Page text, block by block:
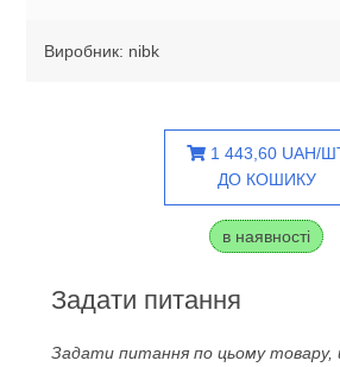
Виробник: nibk
1 443,60 UAH/
ДО КОШИКУ
в наявності
Задати питання
Задати питання по цьому